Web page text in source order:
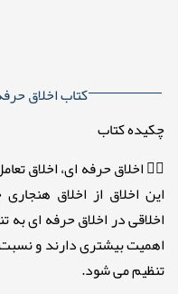
کتاب اخلاق
چکیده کتاب
✍🏻 اخلاق حرفه ای، اخلاق
این اخلاق از اخلاق
اخلاقی در اخلاق حرفه ای
اهمیت بیشتری دارند و
تنظیم می شود.